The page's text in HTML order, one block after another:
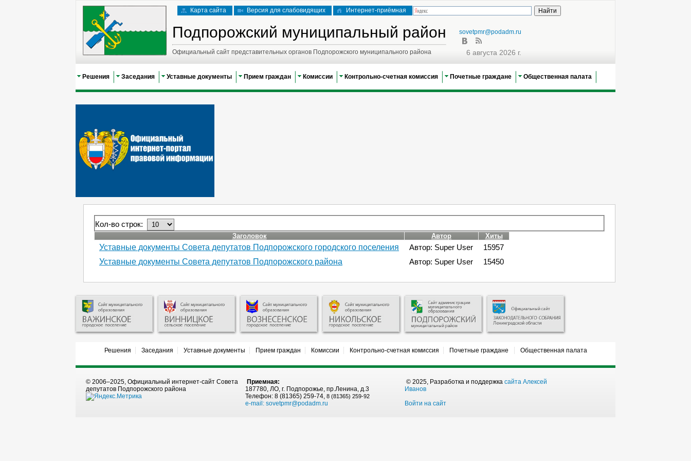
Карта сайта Версия для слабовидящих Интернет-приёмная
sovetpmr@podadm.ru
6 августа 2026 г.
Подпорожский муниципальный район
Официальный сайт представительных органов Подпорожского муниципального района
Решения Заседания Уставные документы Прием граждан Комиссии Контрольно-счетная комиссия Почетные граждане Общественная палата
Кол-во строк:
Заголовок Автор Хиты
Уставные документы Совета депутатов Подпорожского городского поселения Автор: Super User
15957
Уставные документы Совета депутатов Подпорожского района
Автор: Super User 15450
Решения Заседания Уставные документы Прием граждан Комиссии Контрольно-счетная комиссия Почетные граждане Общественная палата
© 2006–2025, Официальный интернет-сайт Совета
депутатов Подпорожского района
Приемная:
187780, ЛО, г. Подпорожье, пр.Ленина, д.3
Телефон: 8 (81365) 259-74, 8 (81365) 259-92
e-mail: sovetpmr@podadm.ru
© 2025, Разработка и поддержка сайта Алексей
Иванов
Войти на сайт